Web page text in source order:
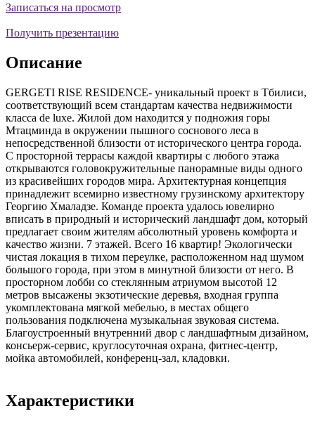
Записаться на просмотр
Получить презентацию
Описание
GERGETI RISE RESIDENCE- уникальный проект в Тбилиси,
соответствующий всем стандартам качества недвижимости
класса de luxe. Жилой дом находится у подножия горы
Мтацминда в окружении пышного соснового леса в
непосредственной близости от исторического центра города.
С просторной террасы каждой квартиры с любого этажа
открываются головокружительные панорамные виды одного
из красивейших городов мира. Архитектурная концепция
принадлежит всемирно известному грузинскому архитектору
Георгию Хмаладзе. Команде проекта удалось ювелирно
вписать в природный и исторический ландшафт дом, который
предлагает своим жителям абсолютный уровень комфорта и
качество жизни. 7 этажей. Всего 16 квартир! Экологически
чистая локация в тихом переулке, расположенном над шумом
большого города, при этом в минутной близости от него. В
просторном лобби со стеклянным атриумом высотой 12
метров высажены экзотические деревья, входная группа
укомплектована мягкой мебелью, в местах общего
пользования подключена музыкальная звуковая система.
Благоустроенный внутренний двор с ландшафтным дизайном,
консьерж-сервис, круглосуточная охрана, фитнес-центр,
мойка автомобилей, конференц-зал, кладовки.
Характеристики